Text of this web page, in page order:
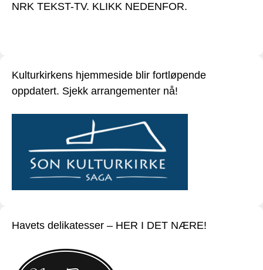
NRK TEKST-TV. KLIKK NEDENFOR.
Kulturkirkens hjemmeside blir fortløpende
oppdatert. Sjekk arrangementer nå!
Havets delikatesser – HER I DET NÆRE!